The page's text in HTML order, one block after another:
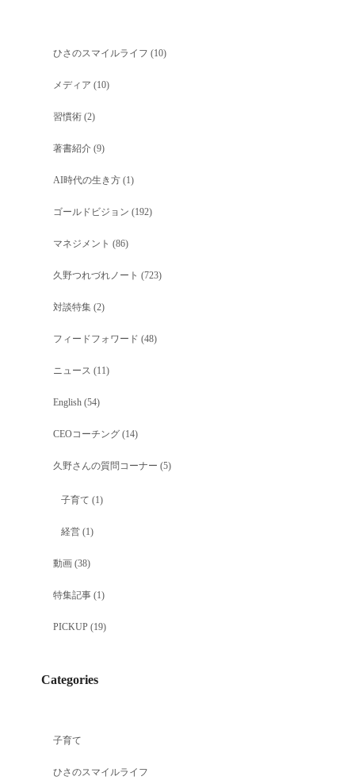
ひさのスマイルライフ (10)
メディア (10)
習慣術(2)
著書紹介(9)
AI時代の生き方(1)
ゴールドビジョン (192)
マネジメント (86)
久野つれづれノート (723)
対談特集(2)
フィードフォワード (48)
ニュース (11)
English(54)
CEOコーチング(14)
久野さんの質問コーナー (5)
子育て (1)
経営(1)
動画(38)
特集記事(1)
PICKUP(19)
Categories
子育て
ひさのスマイルライフ